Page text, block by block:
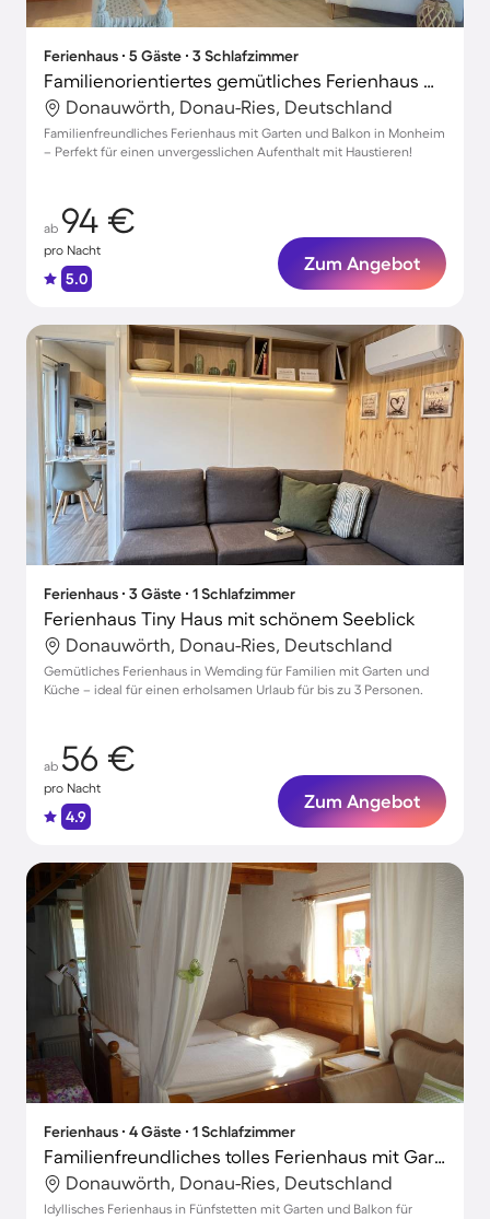
Ferienhaus ∙ 5 Gäste ∙ 3 Schlafzimmer
Familienorientiertes gemütliches Ferienhaus mit Terrasse und Garten | Hunde erlaubt
Donauwörth, Donau-Ries, Deutschland
Familienfreundliches Ferienhaus mit Garten und Balkon in Monheim
– Perfekt für einen unvergesslichen Aufenthalt mit Haustieren!
ab 94 €
pro Nacht
5.0
Zum Angebot
Ferienhaus ∙ 3 Gäste ∙ 1 Schlafzimmer
Ferienhaus Tiny Haus mit schönem Seeblick
Donauwörth, Donau-Ries, Deutschland
Gemütliches Ferienhaus in Wemding für Familien mit Garten und
Küche – ideal für einen erholsamen Urlaub für bis zu 3 Personen.
ab 56 €
pro Nacht
4.9
Zum Angebot
Ferienhaus ∙ 4 Gäste ∙ 1 Schlafzimmer
Familienfreundliches tolles Ferienhaus mit Garten, Grill und Terrasse | Gartenblick
Donauwörth, Donau-Ries, Deutschland
Idyllisches Ferienhaus in Fünfstetten mit Garten und Balkon für